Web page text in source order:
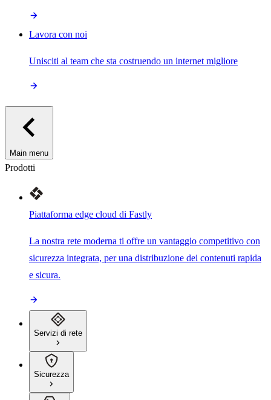
Lavora con noi
Unisciti al team che sta costruendo un internet migliore
Main menu
Prodotti
Piattaforma edge cloud di Fastly
La nostra rete moderna ti offre un vantaggio competitivo con
sicurezza integrata, per una distribuzione dei contenuti rapida
e sicura.
Servizi di rete
Sicurezza